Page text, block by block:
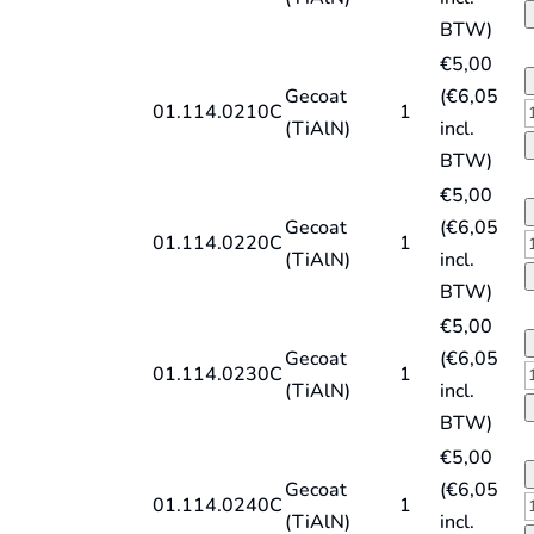
BTW)
E
01.114.0210C
Gecoat
(TiAlN)
1
€5,00
(€6,05
incl.
BTW)
E
01.114.0220C
Gecoat
(TiAlN)
1
€5,00
(€6,05
incl.
BTW)
E
01.114.0230C
Gecoat
(TiAlN)
1
€5,00
(€6,05
incl.
BTW)
E
01.114.0240C
Gecoat
(TiAlN)
1
€5,00
(€6,05
incl.